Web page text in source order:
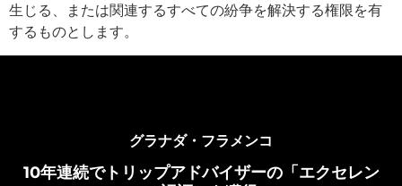
生じる、または関連するすべての紛争を解決する権限を有
するものとします。
グラナダ・フラメンコ
10年連続でトリップアドバイザーの「エクセレン